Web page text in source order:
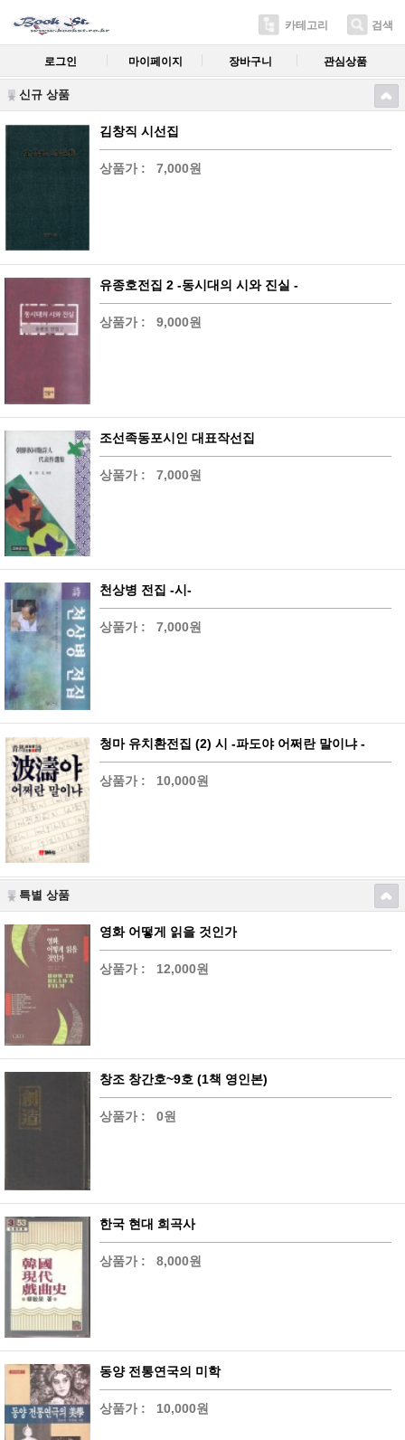
카테고리 검색
로그인 마이페이지 장바구니 관심상품
신규 상품
김창직 시선집
상품가 : 7,000원
유종호전집 2 -동시대의 시와 진실 -
상품가 : 9,000원
조선족동포시인 대표작선집
상품가 : 7,000원
천상병 전집 -시-
상품가 : 7,000원
청마 유치환전집 (2) 시 -파도야 어쩌란 말이냐 -
상품가 : 10,000원
특별 상품
영화 어떻게 읽을 것인가
상품가 : 12,000원
창조 창간호~9호 (1책 영인본)
상품가 : 0원
한국 현대 희곡사
상품가 : 8,000원
동양 전통연국의 미학
상품가 : 10,000원